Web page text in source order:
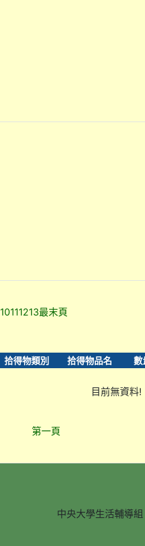
10111213最末頁
拾得物類別 拾得物品名 數
目前無資料!
第一頁
中央大學生活輔導